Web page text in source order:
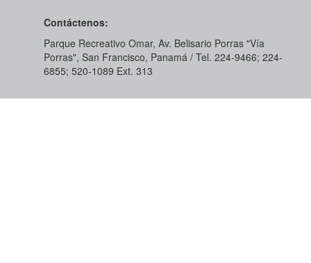
Contáctenos:
Parque Recreativo Omar, Av. Belisario Porras "Vía
Porras", San Francisco, Panamá / Tel. 224-9466; 224-
6855; 520-1089​ Ext. 313